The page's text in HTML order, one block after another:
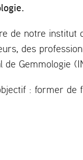
de notre institut
des
de Gemmologie
: former de